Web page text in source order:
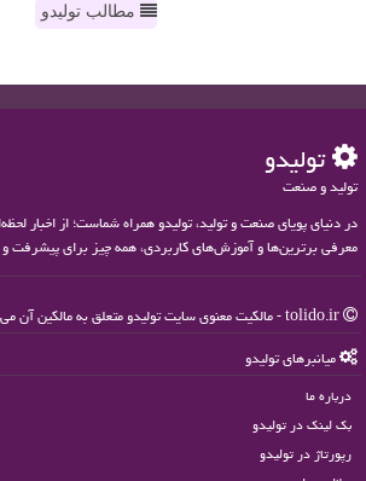
مطالب تولیدو
تولیدو
تولید و صنعت
در دنیای پویای صنعت و تولید، تولیدو همراه شماست؛ از اخبار
معرفی برترین‌ها و آموزش‌های کاربردی، همه چیز برای پیشرفت
میانبرهای تولیدو
درباره ما
بک لینک در تولیدو
رپورتاژ در تولیدو